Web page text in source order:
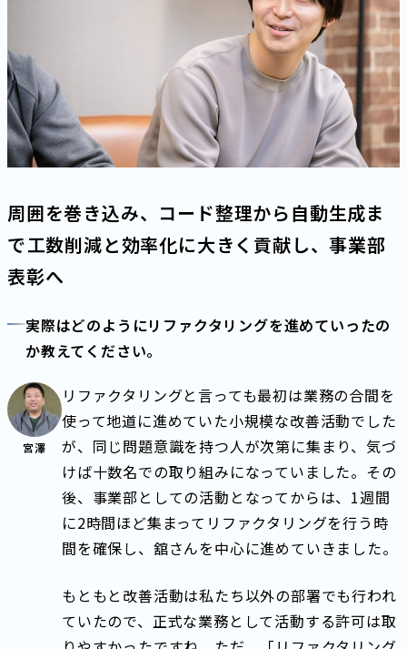
周囲を巻き込み、コード整理から自動生成ま
で――工数削減と効率化に大きく貢献し、事業部
表彰へ
実際はどのようにリファクタリングを進めていったの
か教えてください。
宮澤
リファクタリングと言っても最初は業務の合間を
使って地道に進めていた小規模な改善活動でした
が、同じ問題意識を持つ人が次第に集まり、気づ
けば十数名での取り組みになっていました。その
後、事業部としての活動となってからは、1週間
に2時間ほど集まってリファクタリングを行う時
間を確保し、舘さんを中心に進めていきました。
もともと改善活動は私たち以外の部署でも行われ
ていたので、正式な業務として活動する許可は取